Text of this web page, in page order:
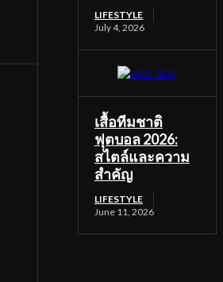
LIFESTYLE
July 4, 2026
เสื้อทีมชาติ
ฟุตบอล 2026:
สไตล์และความ
สำคัญ
LIFESTYLE
June 11, 2026